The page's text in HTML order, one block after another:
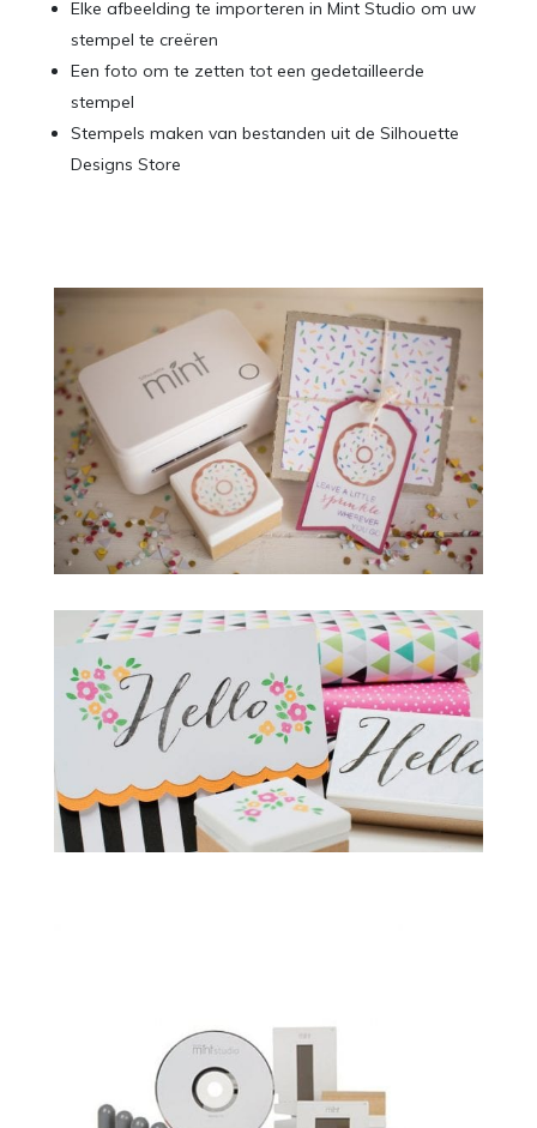
Elke afbeelding te importeren in Mint Studio om uw
stempel te creëren
Een foto om te zetten tot een gedetailleerde
stempel
Stempels maken van bestanden uit de Silhouette
Designs Store